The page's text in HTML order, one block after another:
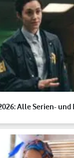
Alle Serien-